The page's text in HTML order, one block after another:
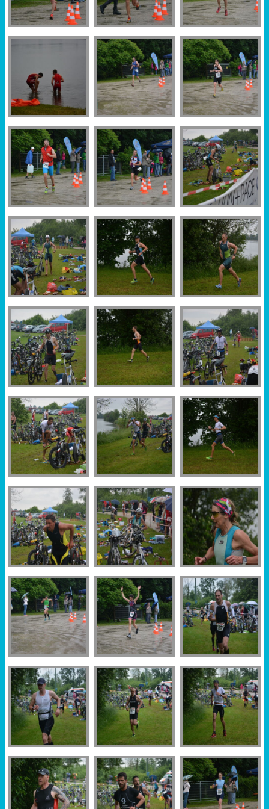
Sportabzeichen